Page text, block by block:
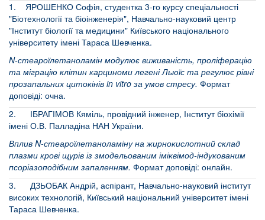
1. ЯРОШЕНКО Софія, студентка 3-го курсу спеціальності
"Біотехнології та біоінженерія", Навчально-науковий центр
"Інститут біології та медицини" Київського національного
університету імені Тараса Шевченка.
N-стеароїлетаноламін модулює виживаність, проліферацію
та міграцію клітин карциноми легені Льюїс та регулює рівні
прозапальних цитокінів in vitro за умов стресу. Формат
доповіді: очна.
2. ІБРАГІМОВ Кяміль, провідний інженер, Інститут біохімії
імені О.В. Палладіна НАН України.
Вплив N-стеароїлетаноламіну на жирнокислотний склад
плазми крові щурів із змодельованим іміквімод-індукованим
псоріазоподібним запаленням. Формат доповіді: онлайн.
3. ДЗЬОБАК Андрій, аспірант, Навчально-науковий інститут
високих технологій, Київський національний університет імені
Тараса Шевченка.